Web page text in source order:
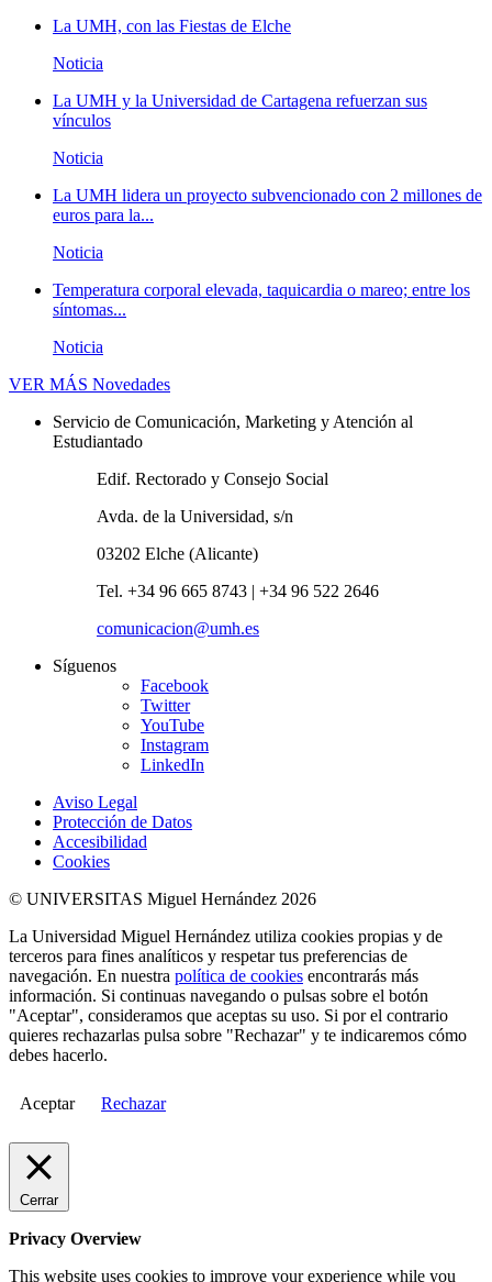
La UMH, con las Fiestas de Elche
Noticia
La UMH y la Universidad de Cartagena refuerzan sus
vínculos
Noticia
La UMH lidera un proyecto subvencionado con 2 millones de
euros para la...
Noticia
Temperatura corporal elevada, taquicardia o mareo; entre los
síntomas...
Noticia
VER MÁS Novedades
Servicio de Comunicación, Marketing y Atención al
Estudiantado
Edif. Rectorado y Consejo Social
Avda. de la Universidad, s/n
03202 Elche (Alicante)
Tel. +34 96 665 8743 | +34 96 522 2646
comunicacion@umh.es
Síguenos
Facebook
Twitter
YouTube
Instagram
LinkedIn
Aviso Legal
Protección de Datos
Accesibilidad
Cookies
© UNIVERSITAS Miguel Hernández 2026
La Universidad Miguel Hernández utiliza cookies propias y de
terceros para fines analíticos y respetar tus preferencias de
navegación. En nuestra política de cookies encontrarás más
información. Si continuas navegando o pulsas sobre el botón
"Aceptar", consideramos que aceptas su uso. Si por el contrario
quieres rechazarlas pulsa sobre "Rechazar" y te indicaremos cómo
debes hacerlo.
Aceptar Rechazar
Cerrar
Privacy Overview
This website uses cookies to improve your experience while you